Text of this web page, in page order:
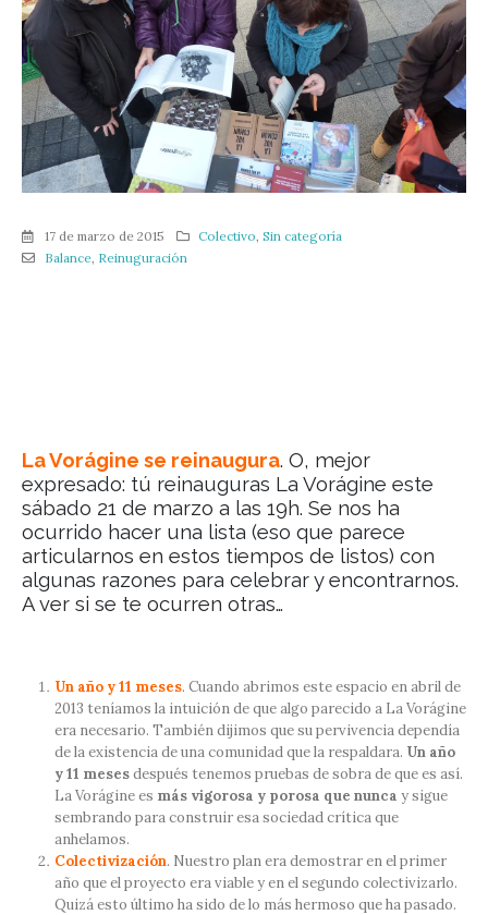
17 de marzo de 2015 Colectivo,Sin categoría
Balance, Reinuguración
La Vorágine se reinaugura. O, mejor
expresado: tú reinauguras La Vorágine este
sábado 21 de marzo a las 19h. Se nos ha
ocurrido hacer una lista (eso que parece
articularnos en estos tiempos de listos) con
algunas razones para celebrar y encontrarnos.
A ver si se te ocurren otras…
Un año y 11 meses. Cuando abrimos este espacio en abril de
2013 teníamos la intuición de que algo parecido a La Vorágine
era necesario. También dijimos que su pervivencia dependía
de la existencia de una comunidad que la respaldara. Un año
y 11 mesesdespués tenemos pruebas de sobra de que es así.
La Vorágine es más vigorosa y porosa que nunca y sigue
sembrando para construir esa sociedad crítica que
anhelamos.
Colectivización. Nuestro plan era demostrar en el primer
año que el proyecto era viable y en el segundo colectivizarlo.
Quizá esto último ha sido de lo más hermoso que ha pasado.